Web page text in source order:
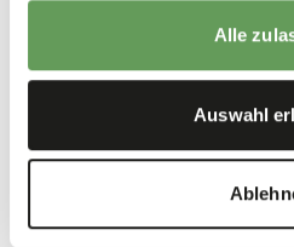
Alle
Auswahl
Auch interessant